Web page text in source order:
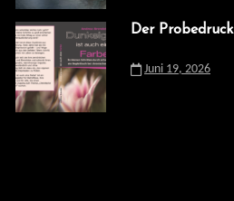
Der Probedruck
Juni 19, 2026